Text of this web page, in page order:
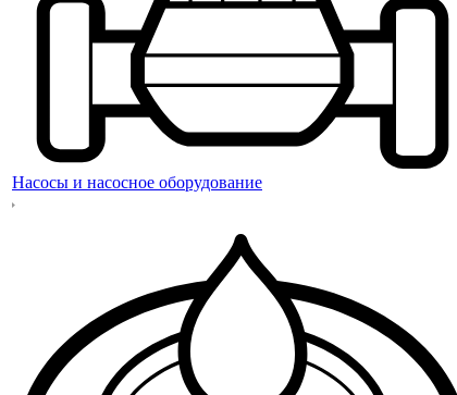
Насосы и насосное оборудование